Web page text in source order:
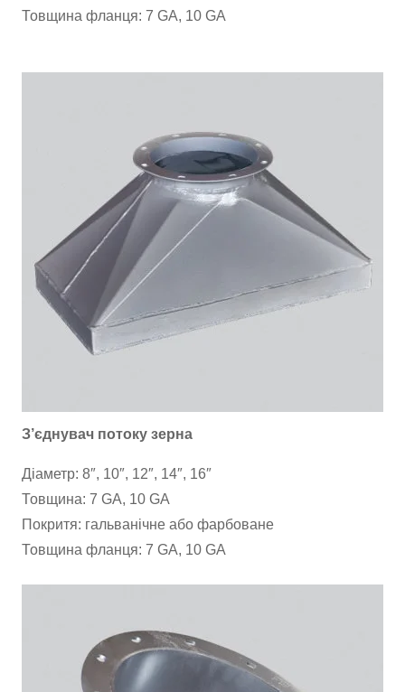
Товщина фланця: 7 GA, 10 GA
З’єднувач потоку зерна
Діаметр: 8″, 10″, 12″, 14″, 16″
Товщина: 7 GA, 10 GA
Покритя: гальванічне або фарбоване
Товщина фланця: 7 GA, 10 GA